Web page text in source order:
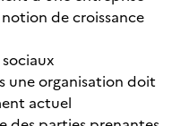
notion de croissance
une organisation doit
actuel